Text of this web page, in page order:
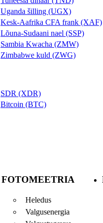
Uganda šilling (UGX)
Kesk-Aafrika CFA frank (XAF)
Lõuna-Sudaani nael (SSP)
Sambia Kwacha (ZMW)
Zimbabwe kuld (ZWG)
SDR (XDR)
Bitcoin (BTC)
FOTOMEETRIA
Heledus
Valgusenergia